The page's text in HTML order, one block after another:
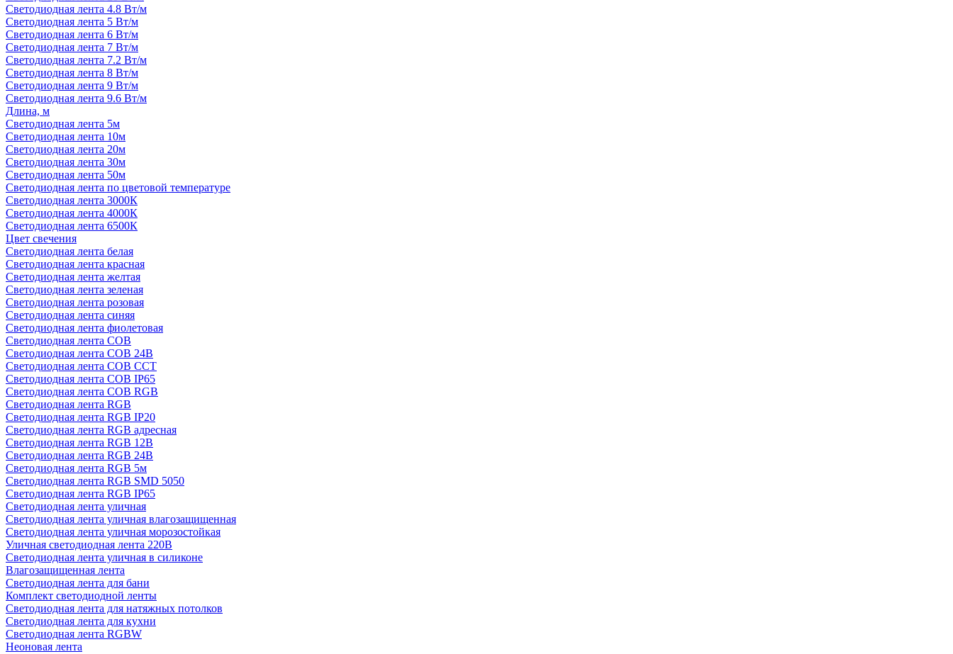
Светодиодная лента 4.8 Вт/м
Светодиодная лента 5 Вт/м
Светодиодная лента 6 Вт/м
Светодиодная лента 7 Вт/м
Светодиодная лента 7.2 Вт/м
Светодиодная лента 8 Вт/м
Светодиодная лента 9 Вт/м
Светодиодная лента 9.6 Вт/м
Длина, м
Светодиодная лента 5м
Светодиодная лента 10м
Светодиодная лента 20м
Светодиодная лента 30м
Светодиодная лента 50м
Светодиодная лента по цветовой температуре
Светодиодная лента 3000К
Светодиодная лента 4000К
Светодиодная лента 6500К
Цвет свечения
Светодиодная лента белая
Светодиодная лента красная
Светодиодная лента желтая
Светодиодная лента зеленая
Светодиодная лента розовая
Светодиодная лента синяя
Светодиодная лента фиолетовая
Светодиодная лента COB
Светодиодная лента COB 24В
Светодиодная лента COB CCT
Светодиодная лента COB IP65
Светодиодная лента COB RGB
Светодиодная лента RGB
Светодиодная лента RGB IP20
Светодиодная лента RGB адресная
Светодиодная лента RGB 12В
Светодиодная лента RGB 24В
Светодиодная лента RGB 5м
Светодиодная лента RGB SMD 5050
Светодиодная лента RGB IP65
Светодиодная лента уличная
Светодиодная лента уличная влагозащищенная
Светодиодная лента уличная морозостойкая
Уличная светодиодная лента 220В
Светодиодная лента уличная в силиконе
Влагозащищенная лента
Светодиодная лента для бани
Комплект светодиодной ленты
Светодиодная лента для натяжных потолков
Светодиодная лента для кухни
Светодиодная лента RGBW
Неоновая лента